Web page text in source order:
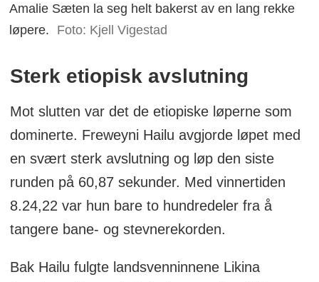
Amalie Sæten la seg helt bakerst av en lang rekke
løpere.
Foto: Kjell Vigestad
Sterk etiopisk avslutning
Mot slutten var det de etiopiske løperne som
dominerte. Freweyni Hailu avgjorde løpet med
en svært sterk avslutning og løp den siste
runden på 60,87 sekunder. Med vinnertiden
8.24,22 var hun bare to hundredeler fra å
tangere bane- og stevnerekorden.
Bak Hailu fulgte landsvenninnene Likina